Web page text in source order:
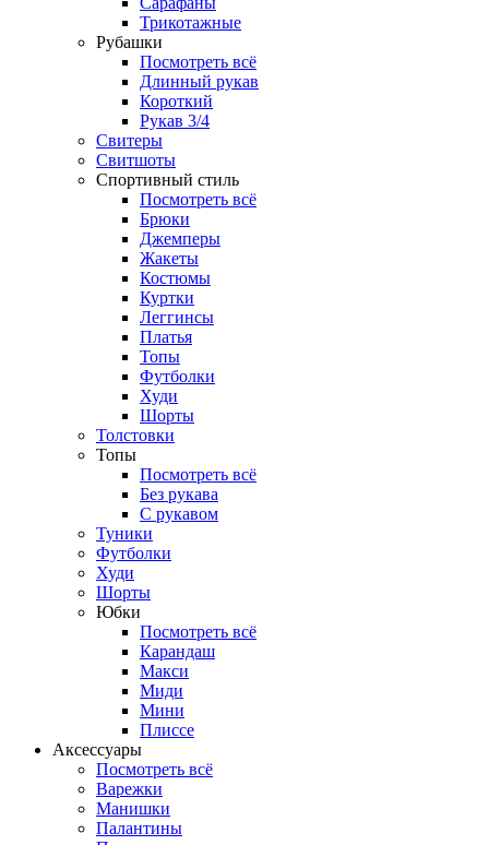
Трикотажные
Рубашки
Посмотреть всё
Длинный рукав
Короткий
Рукав 3/4
Свитеры
Свитшоты
Спортивный стиль
Посмотреть всё
Брюки
Джемперы
Жакеты
Костюмы
Куртки
Леггинсы
Платья
Топы
Футболки
Худи
Шорты
Толстовки
Топы
Посмотреть всё
Без рукава
С рукавом
Туники
Футболки
Худи
Шорты
Юбки
Посмотреть всё
Карандаш
Макси
Миди
Мини
Плиссе
Аксессуары
Посмотреть всё
Варежки
Манишки
Палантины